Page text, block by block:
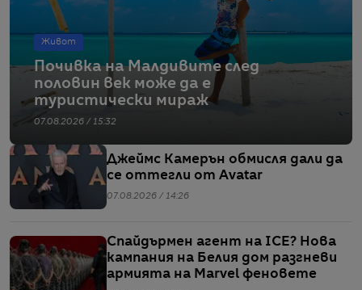
Живот
Почивка на Малдивите след
половин век може да е
туристически мираж
07.08.2026 / 15:32
Джеймс Камерън обмисля дали да
се оттегли от Avatar
07.08.2026 / 14:26
Спайдърмен агент на ICE? Нова
кампания на Белия дом разгневи
армията на Marvel феновете